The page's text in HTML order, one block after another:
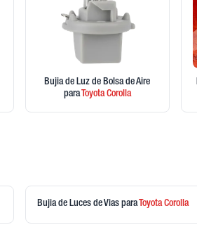
Bujia de Luz de Bolsa de Aire
paraToyotaCorolla
Bujia de Luces de Vias para ToyotaCorolla